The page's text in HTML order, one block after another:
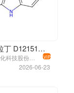
aladdin 阿拉丁 D121517 3,6-二氨基咔唑 86-71-5 98%
VIP
2026-06-23